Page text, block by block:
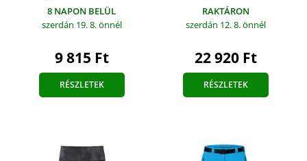
8 NAPON BELÜL
szerdán 19. 8.önnél
9 815 Ft
RÉSZLETEK
RAKTÁRON
szerdán 12. 8.önnél
22 920 Ft
RÉSZLETEK